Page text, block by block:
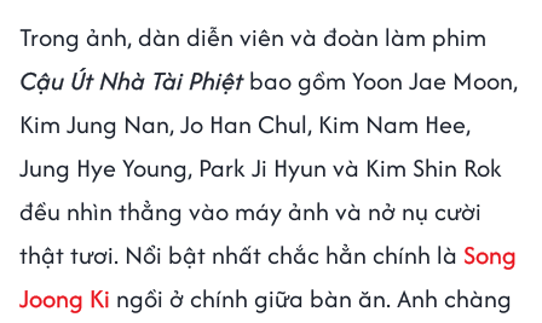
Trong ảnh, dàn diễn viên và đoàn làm phim
Cậu Út Nhà Tài Phiệtbao gồm Yoon Jae Moon,
Kim Jung Nan, Jo Han Chul, Kim Nam Hee,
Jung Hye Young, Park Ji Hyun và Kim Shin Rok
đều nhìn thẳng vào máy ảnh và nở nụ cười
thật tươi. Nổi bật nhất chắc hẳn chính là Song
Joong Ki ngồi ở chính giữa bàn ăn. Anh chàng